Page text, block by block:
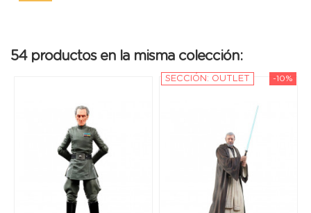
54 productos en la misma colección:
-10%
SECCIÓN: OUTLET